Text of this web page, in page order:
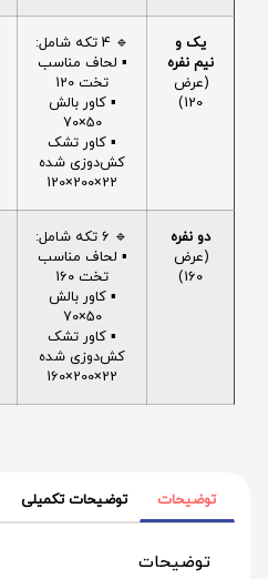
یک و
نیم نفره
(عرض
120)
🔹 4 تکه شامل:
▪️ لحاف مناسب
تخت 120
▪️ کاور بالش
50×70
▪️ کاور تشک
کش‌دوزی شده
22×200×120
دو نفره
(عرض
160)
🔹 6 تکه شامل:
▪️ لحاف مناسب
تخت 160
▪️ کاور بالش
50×70
▪️ کاور تشک
کش‌دوزی شده
22×200×160
توضیحات توضیحات تکمیلی
توضیحات